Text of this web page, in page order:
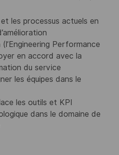
les processus actuels en
Performance
en accord avec la
du service
les équipes dans le
les outils et KPI
dans le domaine de